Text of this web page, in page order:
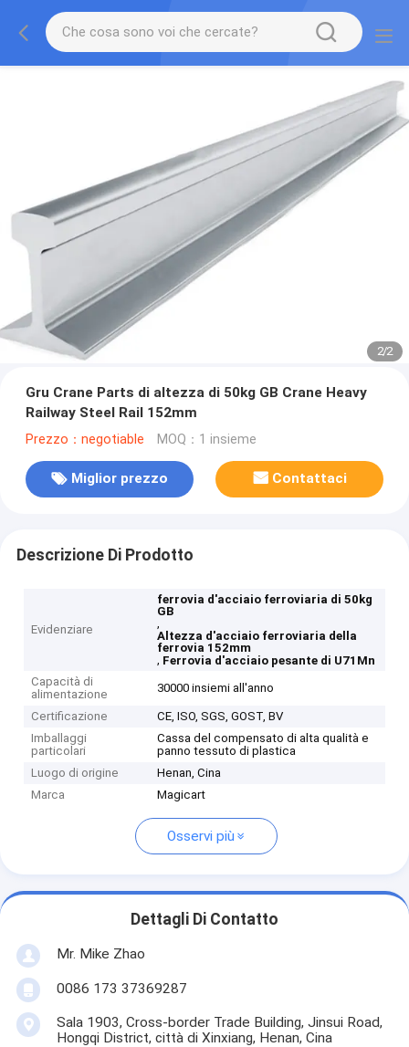
2/2
Gru Crane Parts di altezza di 50kg GB Crane Heavy
Railway Steel Rail 152mm
Prezzo：negotiable MOQ：1 insieme
Miglior prezzo Contattaci
Descrizione Di Prodotto
Evidenziare
ferrovia d'acciaio ferroviaria di 50kg
GB
,
Altezza d'acciaio ferroviaria della
ferrovia 152mm
, Ferrovia d'acciaio pesante di U71Mn
Capacità di
alimentazione
30000 insiemi all'anno
Certificazione
CE, ISO, SGS, GOST, BV
Imballaggi
particolari
Cassa del compensato di alta qualità e
panno tessuto di plastica
Luogo di origine
Henan, Cina
Marca
Magicart
Osservi più
Dettagli Di Contatto
Mr. Mike Zhao
0086 173 37369287
Sala 1903, Cross-border Trade Building, Jinsui Road,
Hongqi District, città di Xinxiang, Henan, Cina